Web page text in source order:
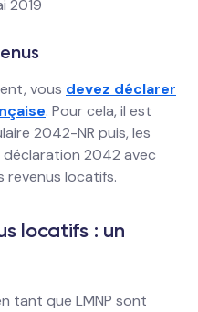
2019
vous devez déclarer
. Pour cela, il est
2042-NR puis, les
déclaration 2042 avec
revenus locatifs.
locatifs : un
tant que LMNP sont